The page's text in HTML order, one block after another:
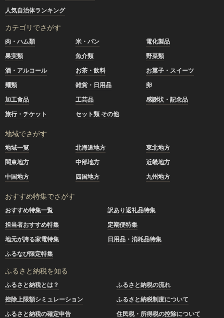
人気自治体ランキング
カテゴリでさがす
肉・ハム類 米・パン
電化製品
果実類
魚介類
野菜類
酒・アルコール
お茶・飲料
お菓子・スイーツ
麺類
雑貨・日用品
卵
加工食品
工芸品
感謝状・記念品
旅行・チケット
セット類 その他
地域でさがす
地域一覧 北海道地方
東北地方
関東地方
中部地方
近畿地方
中国地方
四国地方 九州地方
おすすめ特集でさがす
おすすめ特集一覧
訳あり返礼品特集
担当者おすすめ特集
定期便特集
地元が誇る家電特集
日用品・消耗品特集
ふるなび限定特集
ふるさと納税を知る
ふるさと納税とは？
ふるさと納税の流れ
控除上限額シミュレーション
ふるさと納税制度について
ふるさと納税の確定申告
住民税・所得税の控除について